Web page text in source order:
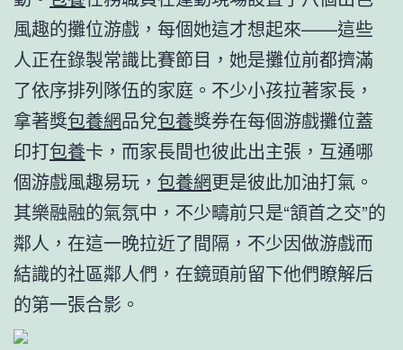
風趣的攤位游戲，每個她這才想起來——這些
人正在錄製常識比賽節目，她是攤位前都擠滿
了依序排列隊伍的家庭。不少小孩拉著家長，
拿著獎包養網品兌包養獎券在每個游戲攤位蓋
印打包養卡，而家長間也彼此出主張，互通哪
個游戲風趣易玩， 包養網更是彼此加油打氣。
其樂融融的氣氛中，不少疇前只是“頷首之交”的
鄰人，在這一晚拉近了間隔，不少因做游戲而
結識的社區鄰人們，在鏡頭前留下他們瞭解后
的第一張合影。